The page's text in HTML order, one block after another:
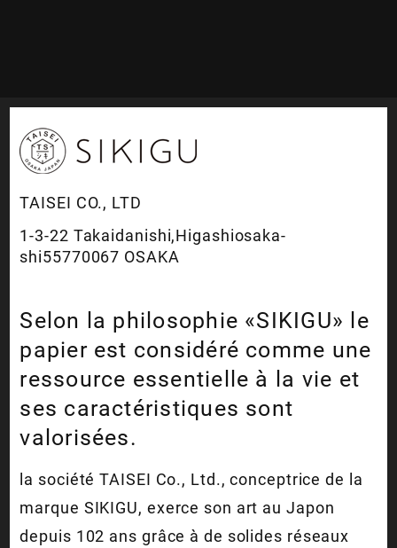
TAISEI CO., LTD
1-3-22 Takaidanishi,Higashiosaka-
shi55770067 OSAKA
Selon la philosophie «SIKIGU» le
papier est considéré comme une
ressource essentielle à la vie et
ses caractéristiques sont
valorisées.
la société TAISEI Co., Ltd., conceptrice de la
marque SIKIGU, exerce son art au Japon
depuis 102 ans grâce à de solides réseaux